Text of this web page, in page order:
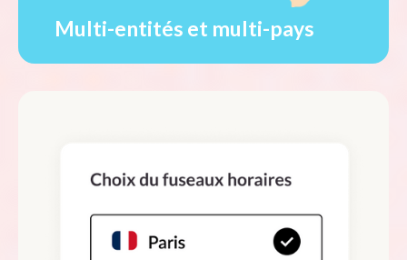
Multi-entités et multi-pays